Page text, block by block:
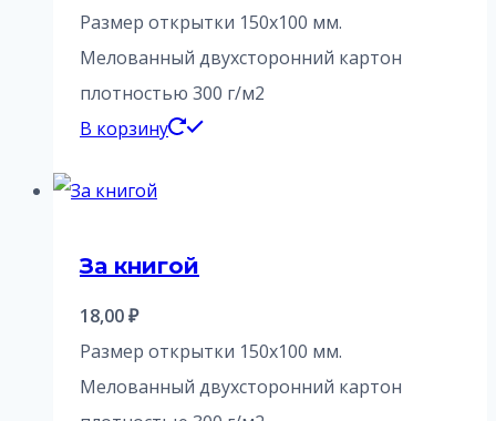
Размер открытки 150х100 мм.
Мелованный двухсторонний картон
плотностью 300 г/м2
В корзину
За книгой
18,00₽
Размер открытки 150х100 мм.
Мелованный двухсторонний картон